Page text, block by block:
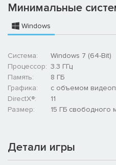
Минимальные
Windows
Система:
Windows 7 (64-Bit)
Процессор: 3.3 ГГц
Память:
8 ГБ
Графика:
с объемом
DirectX®:
11
Размер:
15 ГБ свободного
Детали игры